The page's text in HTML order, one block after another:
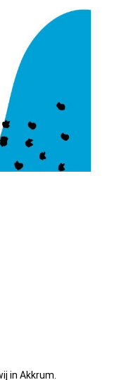
in Akkrum.